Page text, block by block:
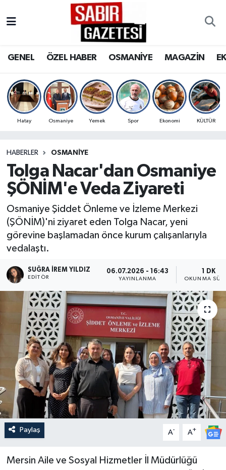
GENEL ÖZEL HABER OSMANİYE MAGAZİN
Hatay Osmaniye Yemek Spor Ekonomi KÜLTÜR
HABERLER OSMANIYE
Tolga Nacar'dan Osmaniye
ŞÖNİM'e Veda Ziyareti
Osmaniye Şiddet Önleme ve İzleme Merkezi
(ŞÖNİM)'ni ziyaret eden Tolga Nacar, yeni
görevine başlamadan önce kurum çalışanlarıyla
vedalaştı.
SUĞRA İREM YILDIZ
EDITÖR
06.07.2026 - 16:43
YAYINLANMA
1 DK
OKUNMA
Paylaş A- A+
Mersin Aile ve Sosyal Hizmetler İl Müdürlüğü
OSMANİYE
MAGAZİN
SPOR
RESMİ İLANLAR
Osmaniye Nöbetçi Eczaneler
Osmaniye Trafik Yoğunluk Haritası
Süper Lig Puan Durumu ve Fikstür
Son Dakika Haberleri
Haber Arşivi